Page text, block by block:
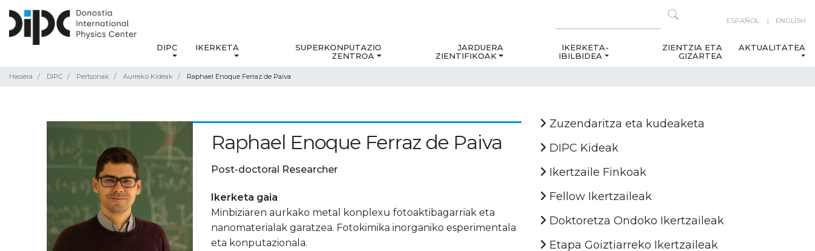
ESPAÑOL ENGLISH
DIPC IKERKETA
SUPERKONPUTAZIO
ZENTROA
JARDUERA
ZIENTIFIKOAK
IKERKETA-
IBILBIDEA
ZIENTZIA ETA
GIZARTEA
AKTUALITATEA
Hasiera DIPC Pertsonak Aurreko Kideak Raphael Enoque Ferraz de Paiva
Raphael Enoque Ferraz de Paiva
Post-doctoral Researcher
Ikerketa gaia
Minbiziaren aurkako metal konplexu fotoaktibagarriak eta
nanomaterialak garatzea. Fotokimika inorganiko esperimentala
eta konputazionala.
Zuzendaritza eta kudeaketa
DIPC Kideak
Ikertzaile Finkoak
Fellow Ikertzaileak
Doktoretza Ondoko Ikertzaileak
Etapa Goiztiarreko Ikertzaileak